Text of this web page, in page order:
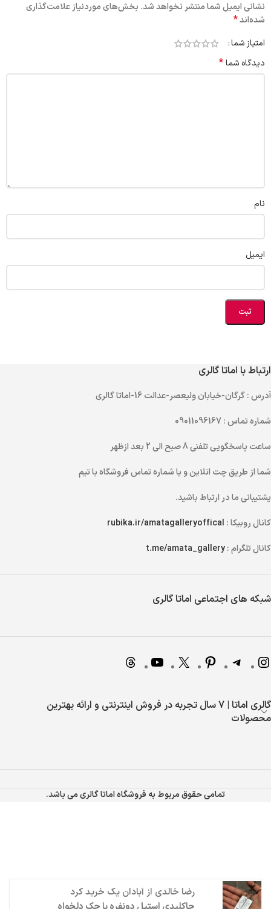
نشانی ایمیل شما منتشر نخواهد شد. بخش‌های موردنیاز علامت‌گذاری
شده‌اند*
امتیاز شما
دیدگاه شما*
نام
ایمیل
ارتباط با اماتا گالری
آدرس: گرگان-خیابان ولیعصر-عدالت 16-اماتا گالری
شماره تماس: 09011096167
ساعت پاسخگویی تلفنی
شما از طریقچت انلاینو یاشماره تماسفروشگاه با تیم
پشتیبانی ما در ارتباط باشید.
کانال روبیکا : rubika.ir/amatagalleryoffical
کانال تلگرام :t.me/amata_gallery
شبکه های اجتماعی اماتا گالری
گالری اماتا | 7 سال تجربه در فروش اینترنتی و ارائه بهترین
محصولات
تمامی حقوق مربوط به فروشگاه اماتا گالری می باشد.
رضا خالدی ازآبادان یک خرید کرد